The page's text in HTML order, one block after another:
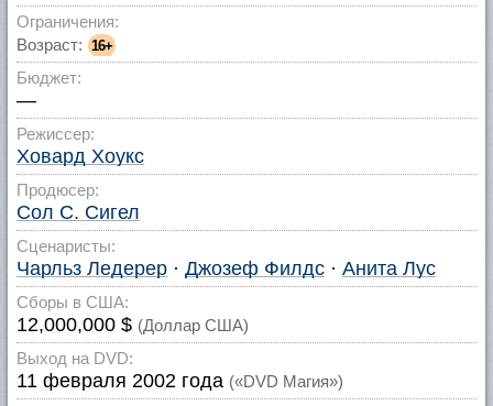
Ограничения:
Возраст: 16+
Бюджет:
—
Режиссер:
Ховард Хоукс
Продюсер:
Сол С. Сигел
Сценаристы:
Чарльз Ледерер · Джозеф Филдс · Анита Лус
Сборы в США:
12,000,000 $ (Доллар США)
Выход на DVD:
11 февраля 2002 года («DVD Магия»)